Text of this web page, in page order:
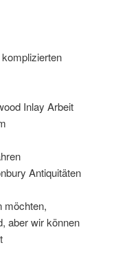
Inlay Arbeit
Antiquitäten
möchten,
aber wir können